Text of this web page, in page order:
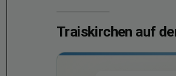
Traiskirchen auf